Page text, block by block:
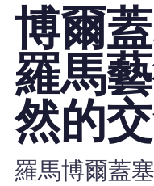
關於eSIM
為什麼選擇
博爾
羅馬
然的
羅馬博爾蓋